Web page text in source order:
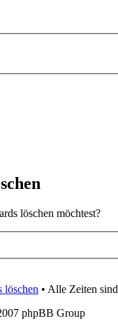
löschen möchtest?
löschen • Alle Zeiten
phpBB Group